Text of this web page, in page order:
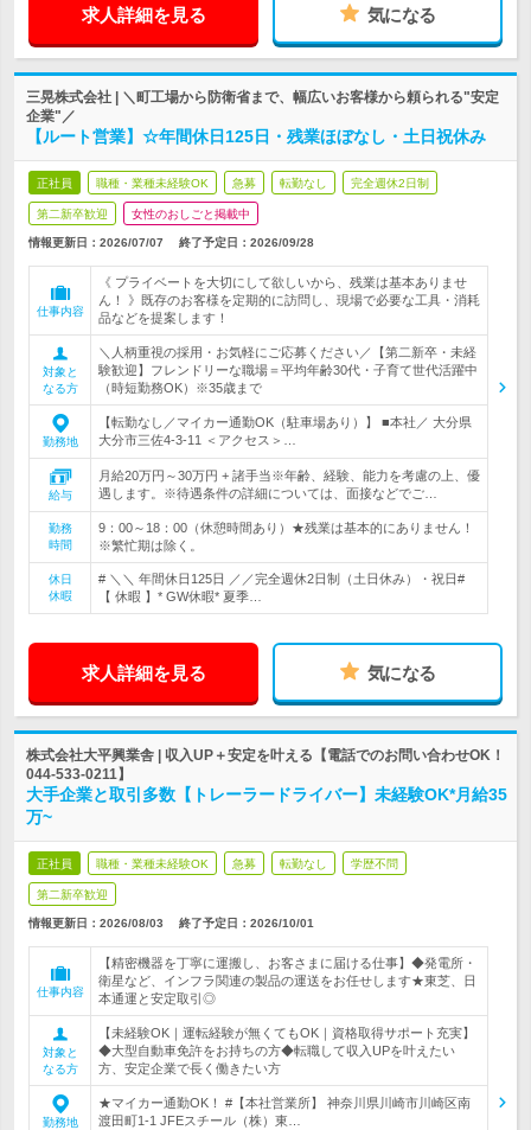
求人詳細を見る 気になる
三晃株式会社 | ＼町工場から防衛省まで、幅広いお客様から頼られる"安定
企業"／
【ルート営業】☆年間休日125日・残業ほぼなし・土日祝休み
正社員 職種・業種未経験OK 急募 転勤なし 完全週休2日制
第二新卒歓迎 女性のおしごと掲載中
情報更新日：2026/07/07 終了予定日： 2026/09/28
仕事内容
《 プライベートを大切にして欲しいから、残業は基本ありませ
ん！ 》既存のお客様を定期的に訪問し、現場で必要な工具・消耗
品などを提案します！
対象と
なる方
＼人柄重視の採用・お気軽にご応募ください／【第二新卒・未経
験歓迎】フレンドリーな職場＝平均年齢30代・子育て世代活躍中
（時短勤務OK）※35歳まで
勤務地
【転勤なし／マイカー通勤OK（駐車場あり）】 ■本社／ 大分県
大分市三佐4-3-11 ＜アクセス＞…
給与
月給20万円～30万円 + 諸手当※年齢、経験、能力を考慮の上、優
遇します。※待遇条件の詳細については、面接などでご…
勤務
時間
9：00～18：00（休憩時間あり）★残業は基本的にありません！
※繁忙期は除く。
休日
休暇
# ＼＼ 年間休日125日 ／／完全週休2日制（土日休み）・祝日#
【 休暇 】* GW休暇* 夏季…
求人詳細を見る 気になる
株式会社大平興業舎 | 収入UP＋安定を叶える【電話でのお問い合わせOK！
044-533-0211】
大手企業と取引多数【トレーラードライバー】未経験OK*月給35
万~
正社員 職種・業種未経験OK 急募 転勤なし 学歴不問
第二新卒歓迎
情報更新日：2026/08/03 終了予定日： 2026/10/01
仕事内容
【精密機器を丁寧に運搬し、お客さまに届ける仕事】◆発電所・
衛星など、インフラ関連の製品の運送をお任せします★東芝、日
本通運と安定取引◎
対象と
なる方
【未経験OK｜運転経験が無くてもOK｜資格取得サポート充実】
◆大型自動車免許をお持ちの方◆転職して収入UPを叶えたい
方、安定企業で長く働きたい方
勤務地
★マイカー通勤OK！ #【本社営業所】 神奈川県川崎市川崎区南
渡田町1-1 JFEスチール（株）東…